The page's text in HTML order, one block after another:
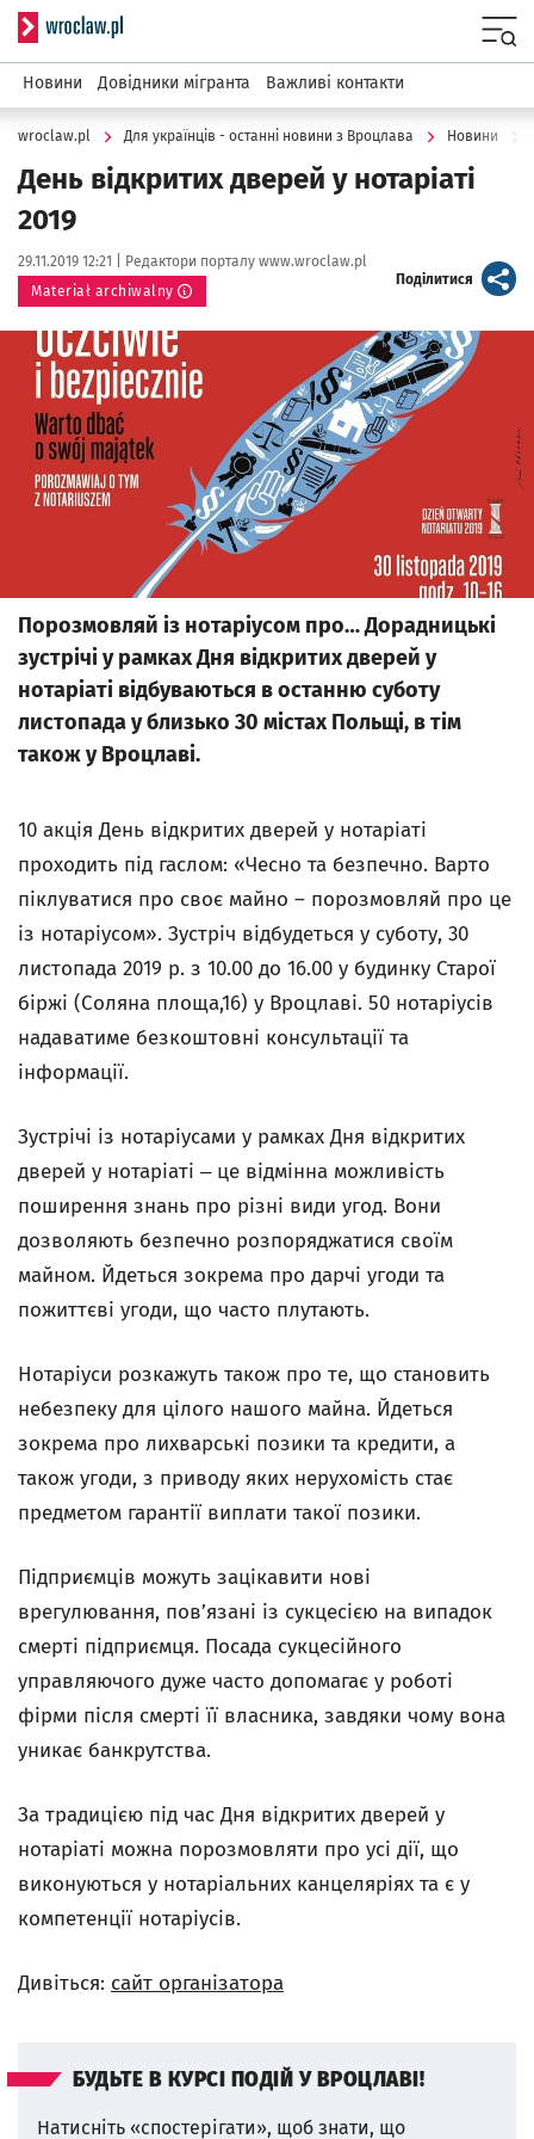
Serwis informacyjny wroclaw.pl
Новини Довідники мігранта Важливі контакти
wroclaw.pl Для українців - останні новини з Вроцлава Новини
День відкритих дверей у нотаріаті
2019
Data publikacji:
29.11.2019 12:21 | Autor:
Редактори порталу www.wroclaw.pl
Materiał archiwalny
Поділитися artykuł
Kliknij, aby powiększyć
Порозмовляй із нотаріусом про… Дорадницькі
зустрічі у рамках Дня відкритих дверей у
нотаріаті відбуваються в останню суботу
листопада у близько 30 містах Польщі, в тім
також у Вроцлаві.
10 акція День відкритих дверей у нотаріаті
проходить під гаслом: «Чесно та безпечно. Варто
піклуватися про своє майно – порозмовляй про це
із нотаріусом». Зустріч відбудеться у суботу, 30
листопада 2019 р. з 10.00 до 16.00 у будинку Старої
біржі (Соляна площа,16) у Вроцлаві. 50 нотаріусів
надаватиме безкоштовні консультації та
інформації.
Зустрічі із нотаріусами у рамках Дня відкритих
дверей у нотаріаті ‒ це відмінна можливість
поширення знань про різні види угод. Вони
дозволяють безпечно розпоряджатися своїм
майном. Йдеться зокрема про дарчі угоди та
пожиттєві угоди, що часто плутають.
Нотаріуси розкажуть також про те, що становить
небезпеку для цілого нашого майна. Йдеться
зокрема про лихварські позики та кредити, а
також угоди, з приводу яких нерухомість стає
предметом гарантії виплати такої позики.
Підприємців можуть зацікавити нові
врегулювання, пов’язані із сукцесією на випадок
смерті підприємця. Посада сукцесійного
управляючого дуже часто допомагає у роботі
фірми після смерті її власника, завдяки чому вона
уникає банкрутства.
За традицією під час Дня відкритих дверей у
нотаріаті можна порозмовляти про усі дії, що
виконуються у нотаріальних канцеляріях та є у
компетенції нотаріусів.
Дивіться: сайт організатора
БУДЬТЕ В КУРСІ ПОДІЙ У ВРОЦЛАВІ!
Натисніть «спостерігати», щоб знати, що